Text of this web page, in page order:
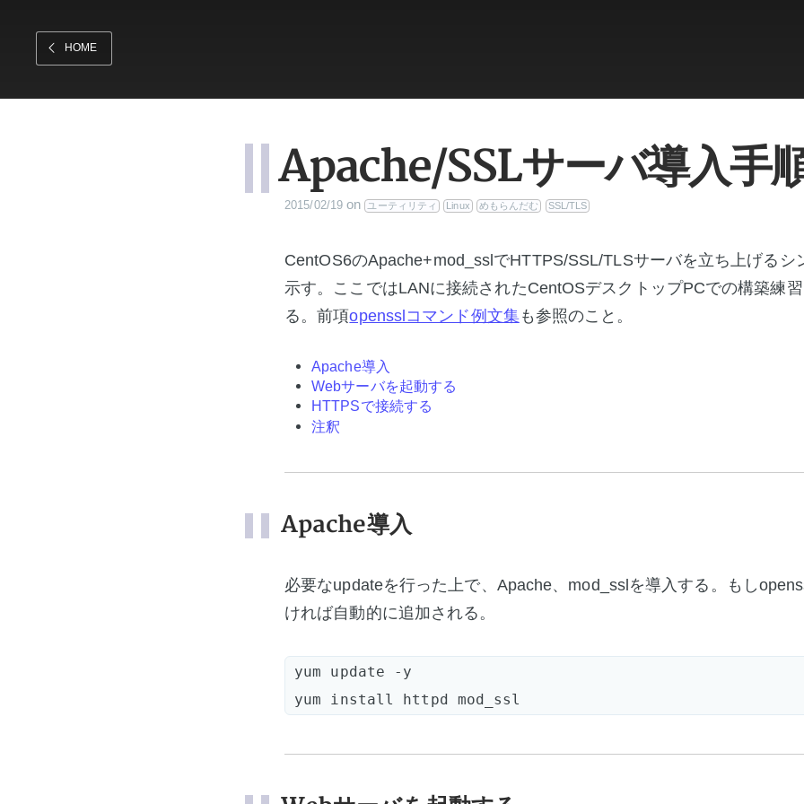
HOME
Apache/SSLサーバ導入手
2015/02/19 on ユーティリティ Linux めもらんだむ SSL/TLS
CentOS6のApache+mod_sslでHTTPS/SSL/TLSサーバを立ち上げるシ
示す。ここではLANに接続されたCentOSデスクトップPCでの構築練
る。前項opensslコマンド例文集も参照のこと。
Apache導入
Webサーバを起動する
HTTPSで接続する
注釈
Apache導入
必要なupdateを行った上で、Apache、mod_sslを導入する。もし
ければ自動的に追加される。
yum update -y